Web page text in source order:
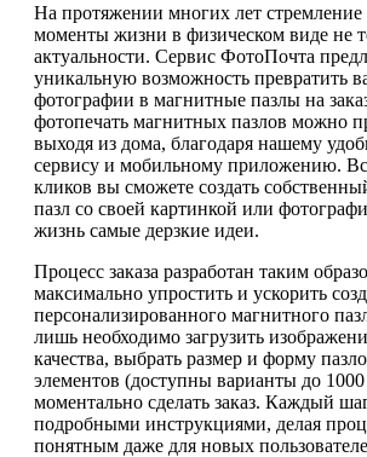
На протяжении многих лет стремление
моменты жизни в физическом виде не
актуальности. Сервис ФотоПочта
уникальную возможность превратить
фотографии в магнитные пазлы на
фотопечать магнитных пазлов можно
выходя из дома, благодаря нашему
сервису и мобильному приложению.
кликов вы сможете создать
пазл со своей картинкой или
жизнь самые дерзкие идеи.
Процесс заказа разработан таким
максимально упростить и ускорить
персонализированного магнитного
лишь необходимо загрузить
качества, выбрать размер и форму
элементов (доступны варианты до 1000
моментально сделать заказ. Каждый
подробными инструкциями, делая
понятным даже для новых